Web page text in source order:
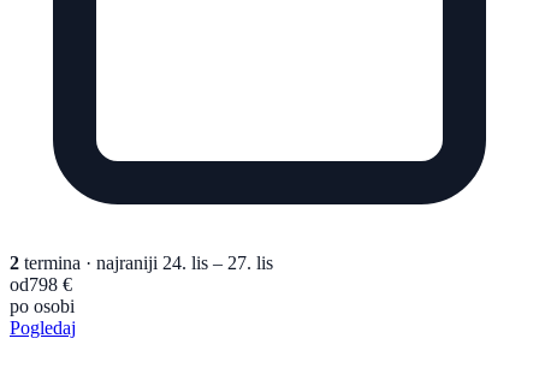
2 termina · najraniji 24. lis – 27. lis
od798 €
po osobi
Pogledaj